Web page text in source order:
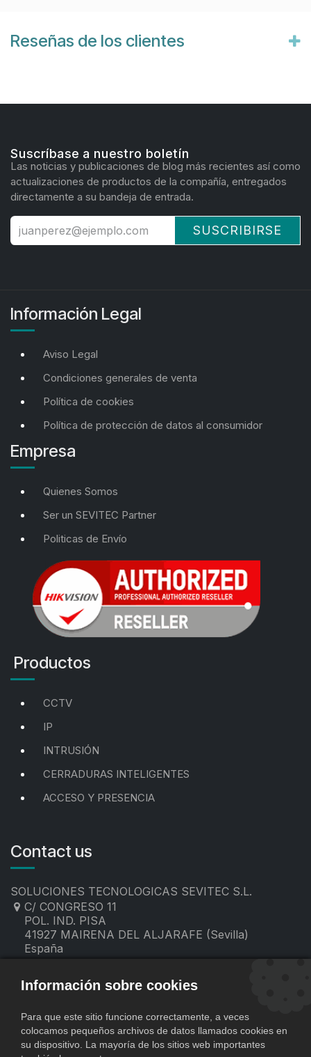
Reseñas de los clientes
Suscríbase a nuestro boletín
Las noticias y publicaciones de blog más recientes así como
actualizaciones de productos de la compañía, entregados
directamente a su bandeja de entrada.
SUSCRIBIRSE
Información Legal
Aviso Legal
Condiciones generales de venta
Política de cookies
Política de protección de datos al consumidor
Empresa
Quienes Somos
Ser un SEVITEC Partner
Politicas de Envío
Productos
CCTV
IP
INTRUSIÓN
CERRADURAS INTELIGENTES
ACCESO Y PRESENCIA
Contact us
SOLUCIONES TECNOLOGICAS SEVITEC S.L.
C/ CONGRESO 11
POL. IND. PISA
41927 MAIRENA DEL ALJARAFE (Sevilla)
España
contacto@sevitec.es
Información sobre cookies
Para que este sitio funcione correctamente, a veces
colocamos pequeños archivos de datos llamados cookies en
su dispositivo. La mayoría de los sitios web importantes